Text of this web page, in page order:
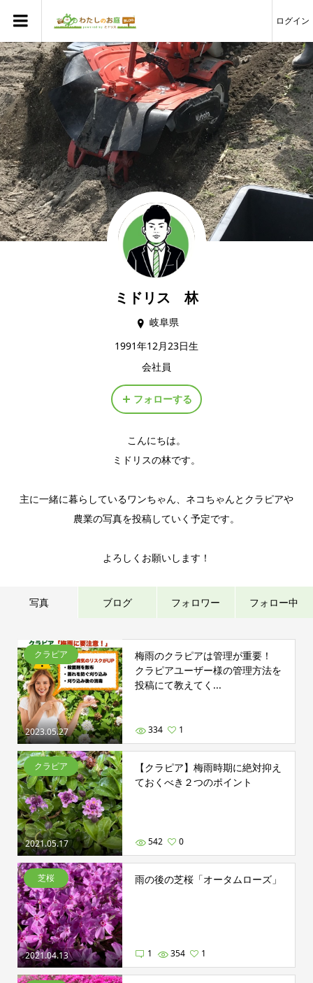
ログイン
ミドリス 林
岐阜県
1991年12月23日生
会社員
フォローする
こんにちは。
ミドリスの林です。
主に一緒に暮らしているワンちゃん、ネコちゃんとクラピアや
農業の写真を投稿していく予定です。
よろしくお願いします！
写真 ブログ フォロワー フォロー中
2023.05.27
クラピア
梅雨のクラピアは管理が重要！
クラピアユーザー様の管理方法を
投稿にて教えてく...
334 1
2021.05.17
クラピア
【クラピア】梅雨時期に絶対抑え
ておくべき２つのポイント
542 0
2021.04.13
芝桜 雨の後の芝桜「オータムローズ」
1 354 1